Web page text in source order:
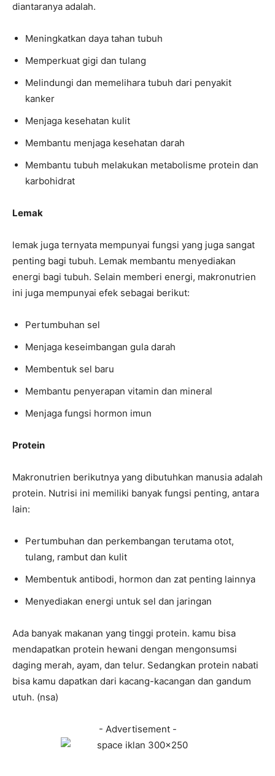
diantaranya adalah.
Meningkatkan daya tahan tubuh
Memperkuat gigi dan tulang
Melindungi dan memelihara tubuh dari penyakit
kanker
Menjaga kesehatan kulit
Membantu menjaga kesehatan darah
Membantu tubuh melakukan metabolisme protein dan
karbohidrat
Lemak
lemak juga ternyata mempunyai fungsi yang juga sangat
penting bagi tubuh. Lemak membantu menyediakan
energi bagi tubuh. Selain memberi energi, makronutrien
ini juga mempunyai efek sebagai berikut:
Pertumbuhan sel
Menjaga keseimbangan gula darah
Membentuk sel baru
Membantu penyerapan vitamin dan mineral
Menjaga fungsi hormon imun
Protein
Makronutrien berikutnya yang dibutuhkan manusia adalah
protein. Nutrisi ini memiliki banyak fungsi penting, antara
lain:
Pertumbuhan dan perkembangan terutama otot,
tulang, rambut dan kulit
Membentuk antibodi, hormon dan zat penting lainnya
Menyediakan energi untuk sel dan jaringan
Ada banyak makanan yang tinggi protein. kamu bisa
mendapatkan protein hewani dengan mengonsumsi
daging merah, ayam, dan telur. Sedangkan protein nabati
bisa kamu dapatkan dari kacang-kacangan dan gandum
utuh. (nsa)
- Advertisement -